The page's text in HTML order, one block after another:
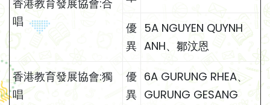
香港教育發展協會:合
唱
優
異
5A NGUYEN QUYNH
ANH、鄒汶恩
香港教育發展協會:獨
唱
優
異
6A GURUNG RHEA、
GURUNG GESANG